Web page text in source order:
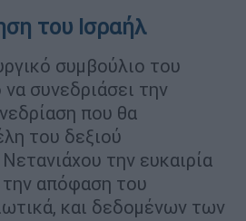
του Ισραήλ
συμβούλιο του
συνεδριάσει την
που θα
του δεξιού
την ευκαιρία
την απόφαση του
και δεδομένων των